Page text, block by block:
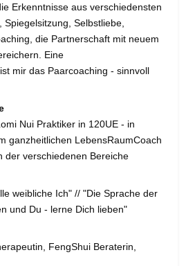
Erkenntnisse aus verschiedensten
Spiegelsitzung, Selbstliebe,
die Partnerschaft mit neuem
Eine
mir das Paarcoaching - sinnvoll
Nui Praktiker in 120UE - in
ganzheitlichen LebensRaumCoach
der verschiedenen Bereiche
weibliche Ich" // "Die Sprache der
und Du - lerne Dich lieben"
FengShui Beraterin,